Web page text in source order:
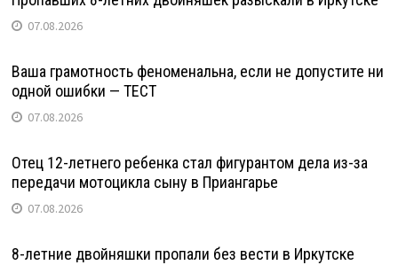
07.08.2026
Ваша грамотность феноменальна, если не допустите ни
одной ошибки — ТЕСТ
07.08.2026
Отец 12-летнего ребенка стал фигурантом дела из-за
передачи мотоцикла сыну в Приангарье
07.08.2026
8-летние двойняшки пропали без вести в Иркутске